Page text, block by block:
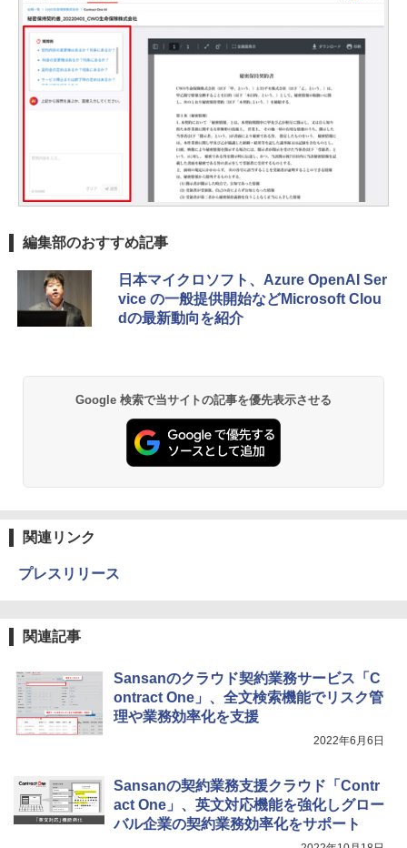
編集部のおすすめ記事
日本マイクロソフト、Azure OpenAI Ser
vice の一般提供開始などMicrosoft Clou
dの最新動向を紹介
Google 検索で当サイトの記事を優先表示させる
関連リンク
プレスリリース
関連記事
Sansanのクラウド契約業務サービス「C
ontract One」、全文検索機能でリスク管
理や業務効率化を支援
2022年6月6日
Sansanの契約業務支援クラウド「Contr
act One」、英文対応機能を強化しグロー
バル企業の契約業務効率化をサポート